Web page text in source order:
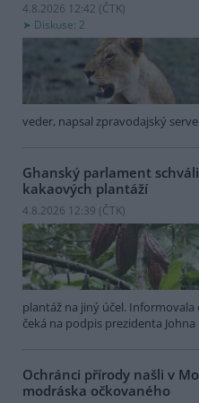
4.8.2026 12:42 (ČTK)
Diskuse: 2
veder, napsal zpravodajský
Ghanský parlament
kakaových plantáží
4.8.2026 12:39 (ČTK)
plantáž na jiný účel.
čeká na podpis prezidenta
Ochránci přírody našli v
modráska očkovaného